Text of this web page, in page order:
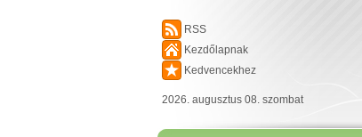
RSS
Kezdőlapnak
Kedvencekhez
2026. augusztus 08. szombat